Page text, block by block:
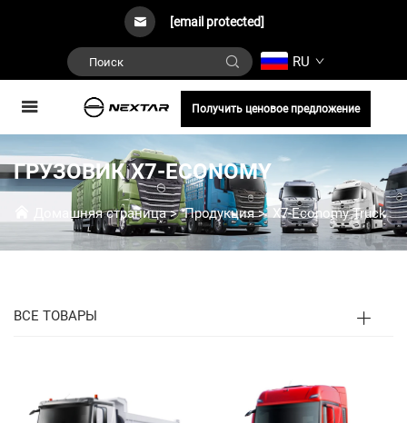
[email protected]
RU
Получить ценовое предложение
ГРУЗОВИК X7-ECONOMY
Домашняя страница>Продукция> X7-Economy Truck
ВСЕ ТОВАРЫ